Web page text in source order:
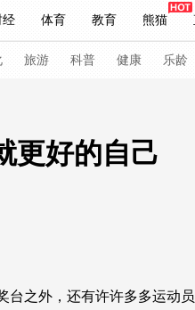
经 体育 教育 熊猫
习式妙语 热解读 天天学习
主持人 下载央视影音
旅游 科普 健康 乐龄
更好的自己
外，还有许许多多运动